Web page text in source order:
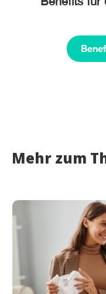
Mehr zum